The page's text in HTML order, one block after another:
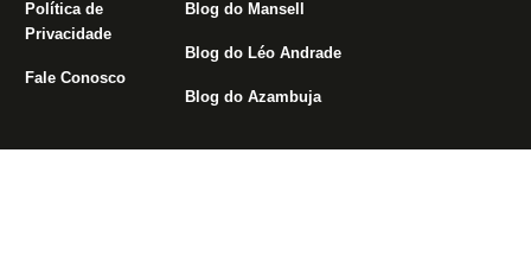
Política de
Privacidade
Fale Conosco
Blog do Mansell
Blog do Léo Andrade
Blog do Azambuja